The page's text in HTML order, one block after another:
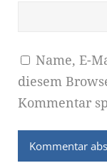
Name, E-
diesem
Kommentar